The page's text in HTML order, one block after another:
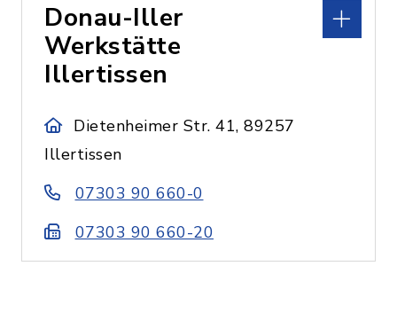
Donau-Iller
Werkstätte
Illertissen
Dietenheimer Str. 41, 89257
Illertissen
07303 90 660-0
07303 90 660-20